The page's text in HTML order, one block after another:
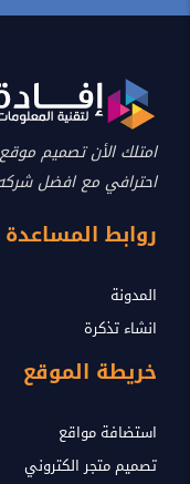
امتلك الأن تصميم
احترافي مع افضل
روابط المساعدة
المدونة
انشاء تذكرة
خريطة الموقع
استضافة مواقع
تصميم متجر الكتروني